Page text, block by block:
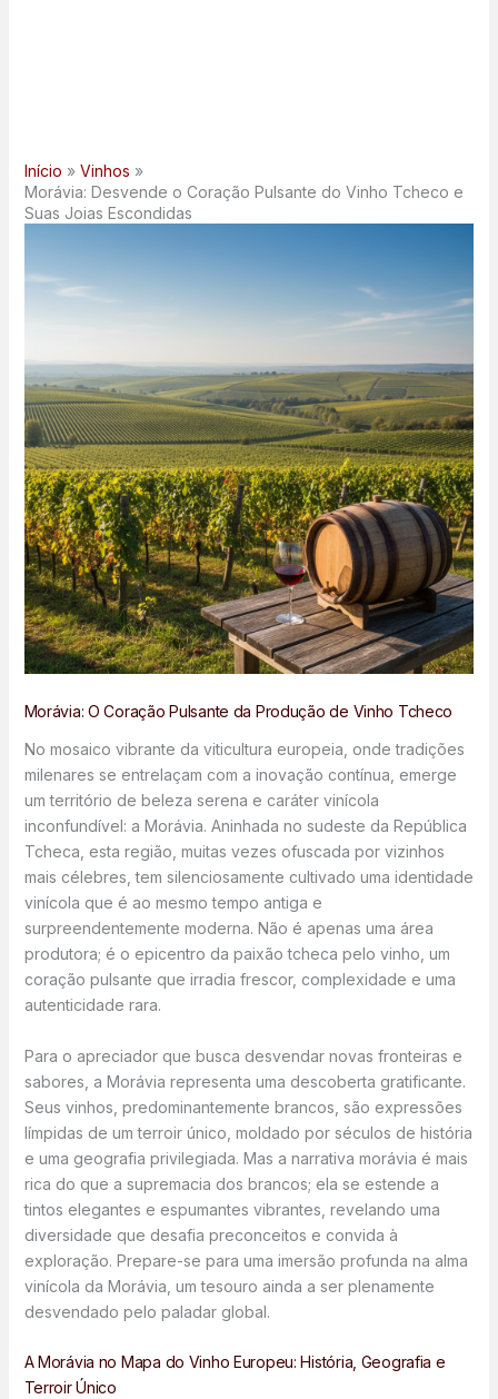
Início
Vinhos
Morávia: Desvende o Coração Pulsante do Vinho Tcheco e
Suas Joias Escondidas
Morávia: O Coração Pulsante da Produção de Vinho Tcheco
No mosaico vibrante da viticultura europeia, onde tradições
milenares se entrelaçam com a inovação contínua, emerge
um território de beleza serena e caráter vinícola
inconfundível: a Morávia. Aninhada no sudeste da República
Tcheca, esta região, muitas vezes ofuscada por vizinhos
mais célebres, tem silenciosamente cultivado uma identidade
vinícola que é ao mesmo tempo antiga e
surpreendentemente moderna. Não é apenas uma área
produtora; é o epicentro da paixão tcheca pelo vinho, um
coração pulsante que irradia frescor, complexidade e uma
autenticidade rara.
Para o apreciador que busca desvendar novas fronteiras e
sabores, a Morávia representa uma descoberta gratificante.
Seus vinhos, predominantemente brancos, são expressões
límpidas de um terroir único, moldado por séculos de história
e uma geografia privilegiada. Mas a narrativa morávia é mais
rica do que a supremacia dos brancos; ela se estende a
tintos elegantes e espumantes vibrantes, revelando uma
diversidade que desafia preconceitos e convida à
exploração. Prepare-se para uma imersão profunda na alma
vinícola da Morávia, um tesouro ainda a ser plenamente
desvendado pelo paladar global.
A Morávia no Mapa do Vinho Europeu: História, Geografia e
Terroir Único